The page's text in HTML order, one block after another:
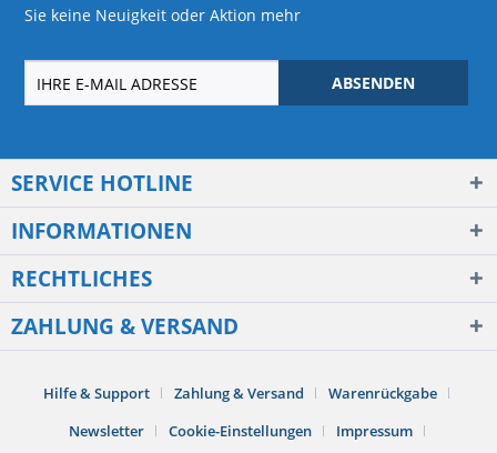
Sie keine Neuigkeit oder Aktion mehr
ABSENDEN
SERVICE HOTLINE
INFORMATIONEN
RECHTLICHES
ZAHLUNG & VERSAND
Hilfe & Support Zahlung & Versand
Warenrückgabe
Newsletter
Cookie-Einstellungen Impressum